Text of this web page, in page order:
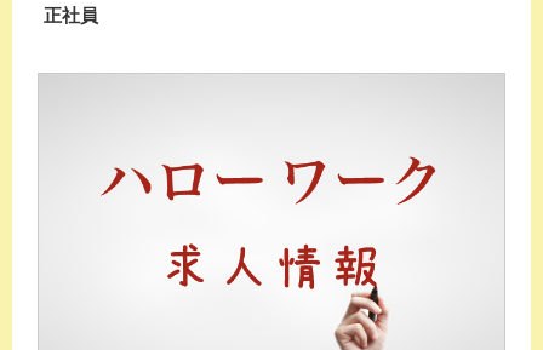
正社員